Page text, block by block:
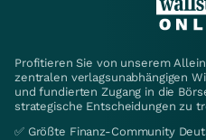
Profitieren Sie von unserem
zentralen verlagsunabhängigen
und fundierten Zugang in die
strategische Entscheidungen zu
✅ Größte Finanz-Community